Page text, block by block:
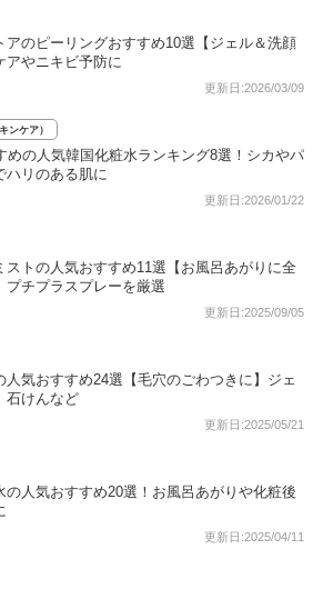
アのピーリングおすすめ10選【ジェル＆洗顔
アやニキビ予防に
更新日:2026/03/09
ンケア）
めの人気韓国化粧水ランキング8選！シカやパ
ハリのある肌に
更新日:2026/01/22
ストの人気おすすめ11選【お風呂あがりに全
プチプラスプレーを厳選
更新日:2025/09/05
人気おすすめ24選【毛穴のごわつきに】ジェ
石けんなど
更新日:2025/05/21
の人気おすすめ20選！お風呂あがりや化粧後
更新日:2025/04/11